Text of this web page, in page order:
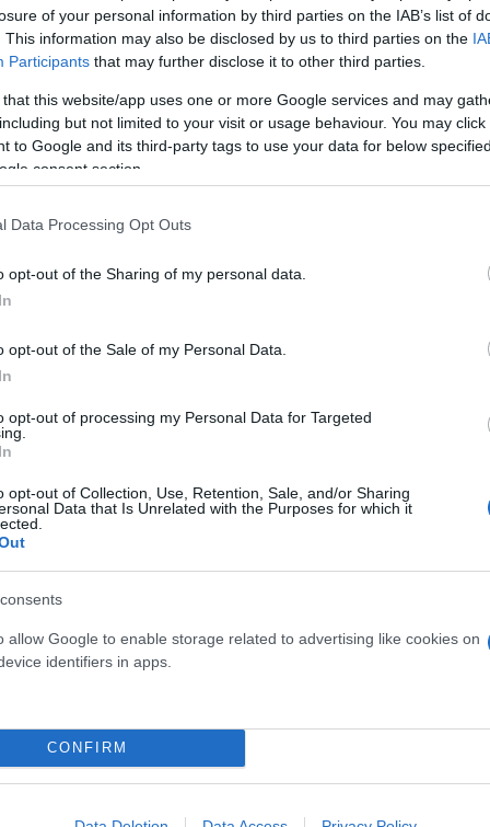
of your personal information by third parties on the IAB’s list of
This information may also be disclosed by us to third parties on the
Participants that may further disclose it to other third parties.
that this website/app uses one or more Google services and may
but not limited to your visit or usage behaviour. You may
to Google and its third-party tags to use your data for below
consent section.
Data Processing Opt Outs
opt-out of the Sharing of my personal data.
opt-out of the Sale of my Personal Data.
opt-out of processing my Personal Data for Targeted
opt-out of Collection, Use, Retention, Sale, and/or Sharing
Data that Is Unrelated with the Purposes for which it
allow Google to enable storage related to advertising like cookies on
identifiers in apps.
CONFIRM
είναι ανησυχητικό, καθώς κάτι
χώρα σε μια περίοδο κατά την οποία οι
στην Τουρκία.